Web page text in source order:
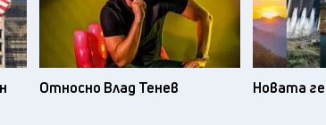
Относно Влад Тенев Новата